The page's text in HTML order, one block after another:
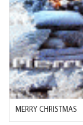
MERRY CHRISTMAS